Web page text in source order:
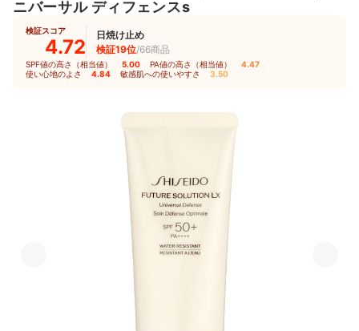
ニバーサル ディフェンスs
検証スコア
4.72
日焼け止め
検証19位/66商品
SPF値の高さ（相当値） 5.00 PA値の高さ（相当値） 4.47
使い心地のよさ 4.84 敏感肌への使いやすさ 3.50